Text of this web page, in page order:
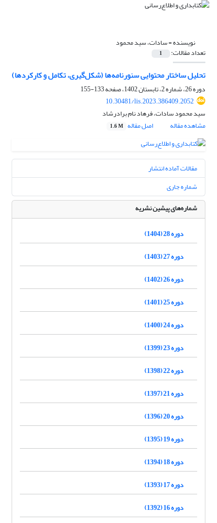
نویسنده =سادات، سید محمود
تعداد مقالات: 1
تحلیل ساختار محتوایی سنورنامه‌ها (شکل‌گیری، تکامل و کارکردها)
دوره 26، شماره 2، تابستان 1402، صفحه
133-155
10.30481/lis.2023.386409.2052
سید محمود سادات، فرهاد نام برادرشاد
مشاهده مقاله
اصل مقاله 1.6 M
مقالات آماده انتشار
شماره جاری
شماره‌های پیشین نشریه
دوره 28 (1404)
دوره 27 (1403)
دوره 26 (1402)
دوره 25 (1401)
دوره 24 (1400)
دوره 23 (1399)
دوره 22 (1398)
دوره 21 (1397)
دوره 20 (1396)
دوره 19 (1395)
دوره 18 (1394)
دوره 17 (1393)
دوره 16 (1392)